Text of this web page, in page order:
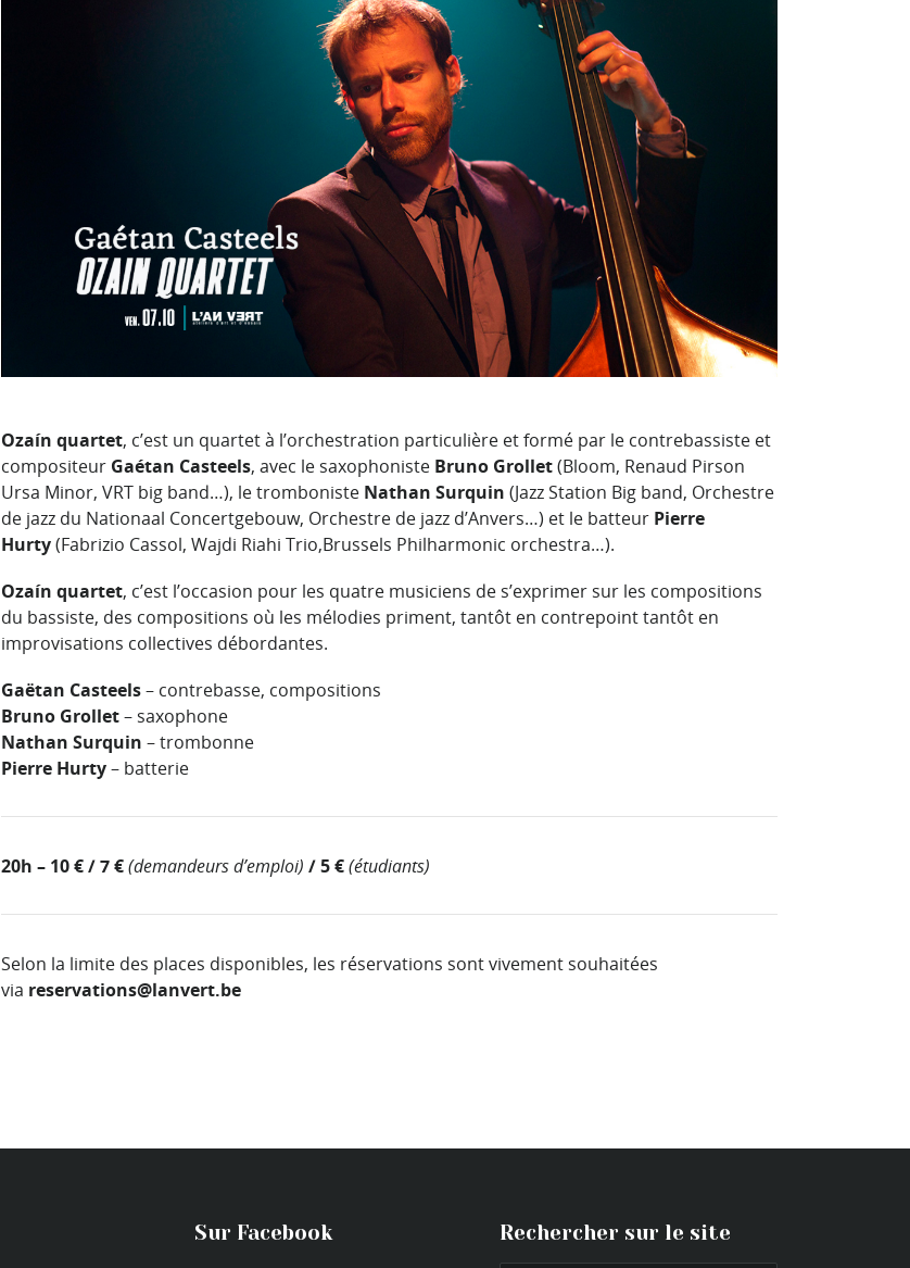
Ozaín quartet, c’est un quartet à l’orchestration particulière et formé par le contrebassiste et
compositeur Gaétan Casteels, avec le saxophoniste Bruno Grollet(Bloom, Renaud Pirson
Ursa Minor, VRT big band…), le tromboniste Nathan Surquin (Jazz Station Big band, Orchestre
de jazz du Nationaal Concertgebouw, Orchestre de jazz d’Anvers…) et le batteur Pierre
Hurty(Fabrizio Cassol, Wajdi Riahi Trio,Brussels Philharmonic orchestra…).
Ozaín quartet, c’est l’occasion pour les quatre musiciens de s’exprimer sur les compositions
du bassiste, des compositions où les mélodies priment, tantôt en contrepoint tantôt en
improvisations collectives débordantes.
Gaëtan Casteels– contrebasse, compositions
Bruno Grollet– saxophone
Nathan Surquin – trombonne
Pierre Hurty– batterie
20h – 10 € / 7 €(demandeurs d’emploi) / 5 €(étudiants)
Selon la limite des places disponibles, les réservations sont vivement souhaitées
via reservations@lanvert.be
Sur Facebook Rechercher sur le site